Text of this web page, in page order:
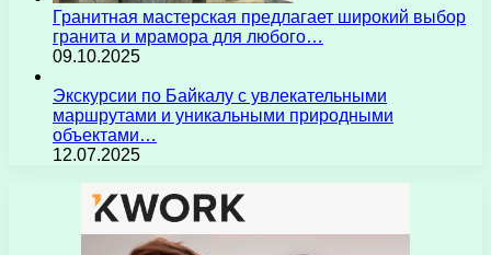
Гранитная мастерская предлагает широкий выбор
гранита и мрамора для любого…
09.10.2025
Экскурсии по Байкалу с увлекательными
маршрутами и уникальными природными
объектами…
12.07.2025